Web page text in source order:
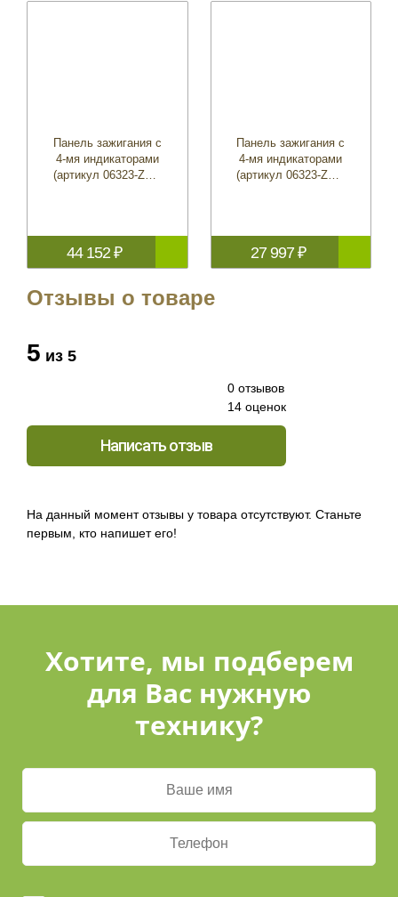
Панель зажигания с
4-мя индикаторами
(артикул 06323-ZZ5-
44 152 ₽
Панель зажигания с
4-мя индикаторами
(артикул 06323-ZZ5-
27 997 ₽
Отзывы о товаре
5 из 5
0 отзывов
14 оценок
Написать отзыв
На данный момент отзывы у товара отсутствуют. Станьте
первым, кто напишет его!
Хотите, мы подберем
для Вас нужную
технику?